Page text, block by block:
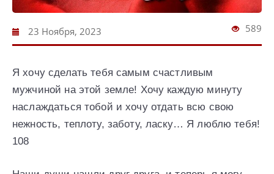
23 Ноября, 2023 589
Я хочу сделать тебя самым счастливым
мужчиной на этой земле! Хочу каждую минуту
наслаждаться тобой и хочу отдать всю свою
нежность, теплоту, заботу, ласку… Я люблю тебя!
108